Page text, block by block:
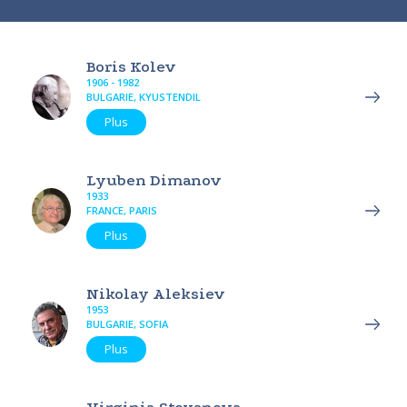
Boris Kolev
1906 - 1982
BULGARIE, KYUSTENDIL
Plus
Lyuben Dimanov
1933
FRANCE, PARIS
Plus
Nikolay Aleksiev
1953
BULGARIE, SOFIA
Plus